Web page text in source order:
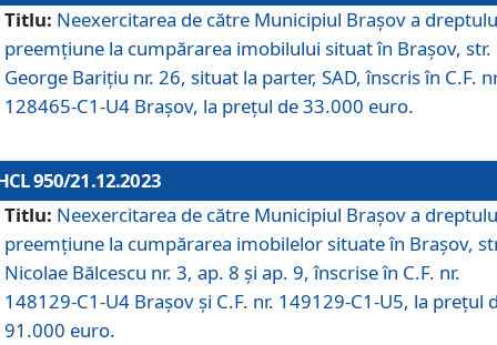
Titlu: Neexercitarea de către Municipiul Brașov a
preemțiune la cumpărarea imobilului situat în Brașov, str.
George Barițiu nr. 26, situat la parter, SAD, înscris în C.F.
128465-C1-U4 Brașov, la prețul de 33.000 euro.
950/21.12.2023
Titlu: Neexercitarea de către Municipiul Brașov a
preemțiune la cumpărarea imobilelor situate în Brașov,
Nicolae Bălcescu nr. 3, ap. 8 și ap. 9, înscrise în C.F. nr.
148129-C1-U4 Brașov și C.F. nr. 149129-C1-U5, la prețul
91.000 euro.